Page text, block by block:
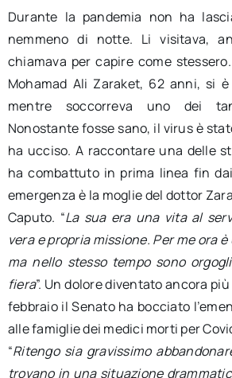
Durante la pandemia non ha
nemmeno di notte. Li visitava,
chiamava per capire come
Mohamad Ali Zaraket, 62 anni, si
mentre soccorreva uno dei
Nonostante fosse sano, il virus è
ha ucciso. A raccontare una delle
ha combattuto in prima linea fin
emergenza è la moglie del dottor
Caputo. “La sua era una vita al
vera e propria missione. Per me ora
ma nello stesso tempo sono
fiera”. Un dolore diventato ancora più
febbraio il Senato ha bocciato
alle famiglie dei medici morti per
“Ritengo sia gravissimo
trovano in una situazione